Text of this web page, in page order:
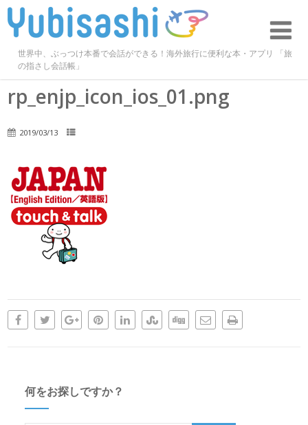
世界中、ぶっつけ本番で会話ができる！海外旅行に便利な本・アプリ 「旅
の指さし会話帳」
rp_enjp_icon_ios_01.png
2019/03/13
何をお探しですか？